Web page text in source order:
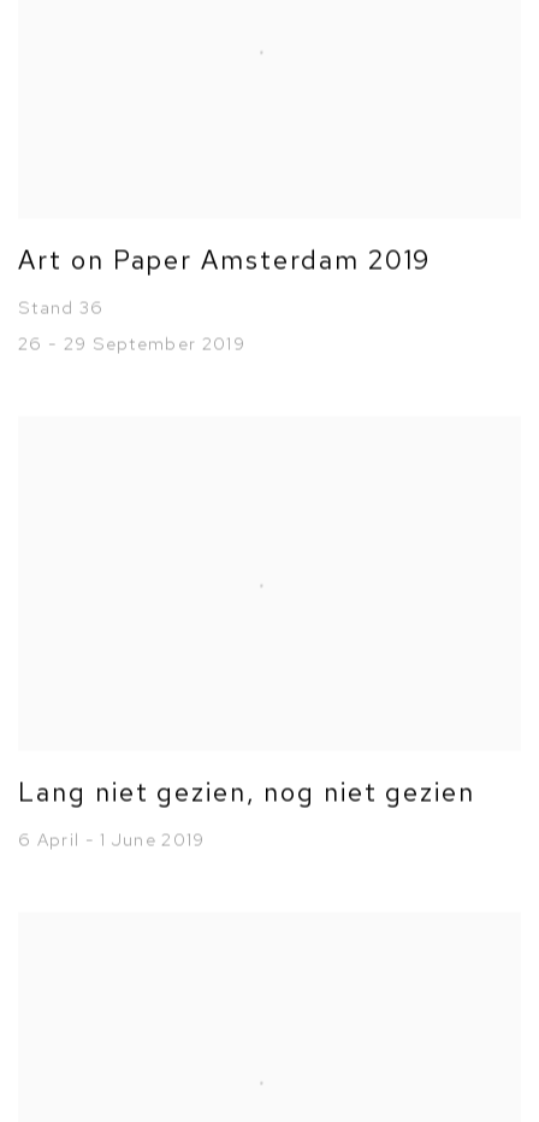
Art on Paper Amsterdam 2019
Stand 36
26 - 29 September 2019
Lang niet gezien, nog niet gezien
6 April - 1 June 2019